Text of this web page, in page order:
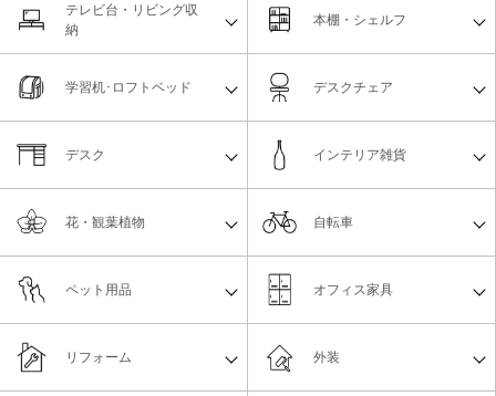
テレビ台・リビング収
納
本棚・シェルフ
学習机･ロフトベッド デスクチェア
デスク インテリア雑貨
花・観葉植物 自転車
ペット用品 オフィス家具
リフォーム 外装